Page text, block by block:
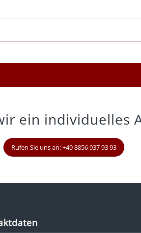
ein individuelles
Rufen Sie uns an: +49 8856 937 93 93